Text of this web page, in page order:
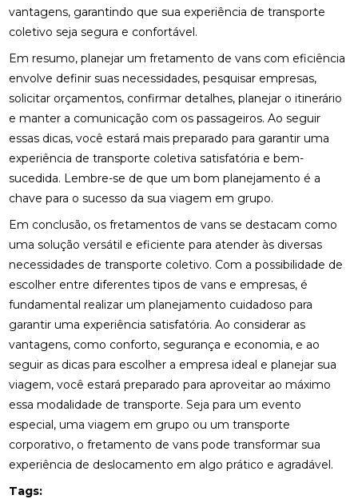
vantagens, garantindo que sua experiência de transporte
coletivo seja segura e confortável.
Em resumo, planejar um fretamento de vans com eficiência
envolve definir suas necessidades, pesquisar empresas,
solicitar orçamentos, confirmar detalhes, planejar o itinerário
e manter a comunicação com os passageiros. Ao seguir
essas dicas, você estará mais preparado para garantir uma
experiência de transporte coletiva satisfatória e bem-
sucedida. Lembre-se de que um bom planejamento é a
chave para o sucesso da sua viagem em grupo.
Em conclusão, os fretamentos de vans se destacam como
uma solução versátil e eficiente para atender às diversas
necessidades de transporte coletivo. Com a possibilidade de
escolher entre diferentes tipos de vans e empresas, é
fundamental realizar um planejamento cuidadoso para
garantir uma experiência satisfatória. Ao considerar as
vantagens, como conforto, segurança e economia, e ao
seguir as dicas para escolher a empresa ideal e planejar sua
viagem, você estará preparado para aproveitar ao máximo
essa modalidade de transporte. Seja para um evento
especial, uma viagem em grupo ou um transporte
corporativo, o fretamento de vans pode transformar sua
experiência de deslocamento em algo prático e agradável.
Tags: